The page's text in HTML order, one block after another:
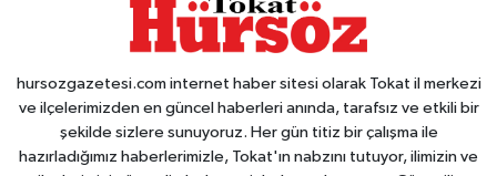
hursozgazetesi.com internet haber sitesi olarak Tokat il merkezi
ve ilçelerimizden en güncel haberleri anında, tarafsız ve etkili bir
şekilde sizlere sunuyoruz. Her gün titiz bir çalışma ile
hazırladığımız haberlerimizle, Tokat'ın nabzını tutuyor, ilimizin ve